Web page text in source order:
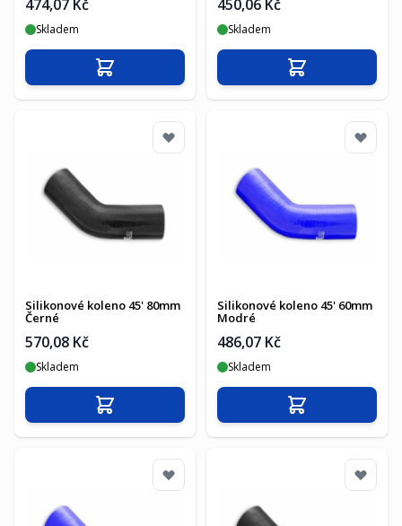
474,07 Kč
Skladem
Přidat do košíku
450,06 Kč
Skladem
Přidat do košíku
Silikonové koleno 45' 80mm
Černé
570,08 Kč
Skladem
Přidat do košíku
Silikonové koleno 45' 60mm
Modré
486,07 Kč
Skladem
Přidat do košíku